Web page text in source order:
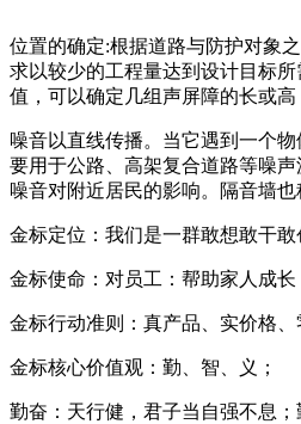
位置的确定:根据道路与防护对象
求以较少的工程量达到设计目标
值，可以确定几组声屏障的长或
噪音以直线传播。当它遇到一个
要用于公路、高架复合道路等噪
噪音对附近居民的影响。隔音墙也
金标定位：我们是一群敢想敢干
金标使命：对员工：帮助家人成
金标行动准则：真产品、实价格、
金标核心价值观：勤、智、义；
勤奋：天行健，君子当自强不息